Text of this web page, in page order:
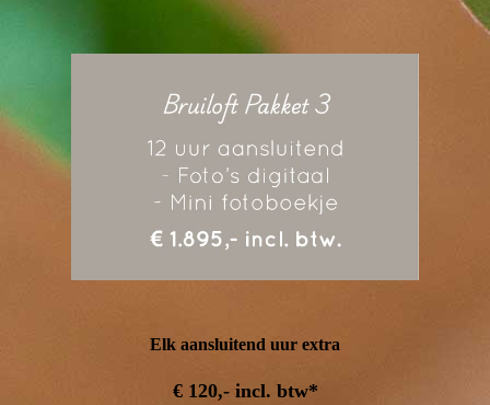
Elk aansluitend uur extra
€ 120,- incl. btw*